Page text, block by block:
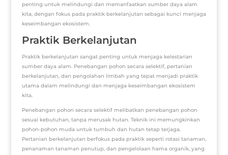
penting untuk melindungi dan memanfaatkan sumber daya alam
kita, dengan fokus pada praktik berkelanjutan sebagai kunci menjaga
keseimbangan ekosistem.
Praktik Berkelanjutan
Praktik berkelanjutan sangat penting untuk menjaga kelestarian
sumber daya alam. Penebangan pohon secara selektif, pertanian
berkelanjutan, dan pengolahan limbah yang tepat menjadi praktik
utama dalam melindungi dan menjaga keseimbangan ekosistem
kita.
Penebangan pohon secara selektif melibatkan penebangan pohon
sesuai kebutuhan, tanpa merusak hutan. Teknik ini memungkinkan
pohon-pohon muda untuk tumbuh dan hutan tetap terjaga.
Pertanian berkelanjutan berfokus pada praktik seperti rotasi tanaman,
penanaman tanaman penutup, dan pengelolaan hama organik, yang